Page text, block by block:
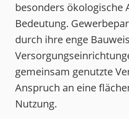
besonders ökologische
Bedeutung.
durch ihre enge
gemeinsam genutzte
Anspruch an eine
Nutzung.